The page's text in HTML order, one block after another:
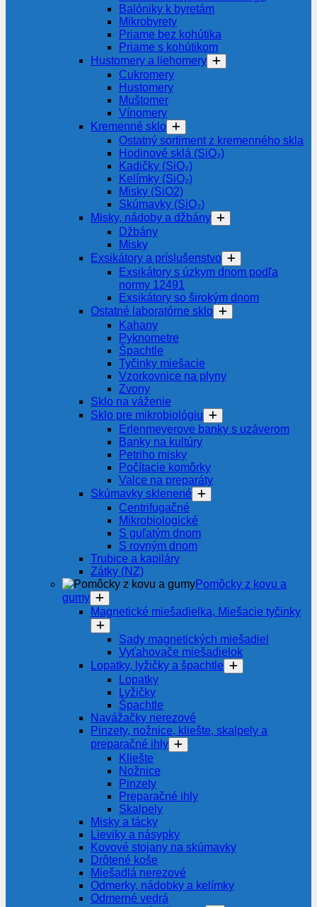
Balóniky k byretám
Mikrobyrety
Priame bez kohútika
Priame s kohútikom
Hustomery a liehomery
Cukromery
Hustomery
Muštomer
Vínomery
Kremenné sklo
Ostatný sortiment z kremenného skla
Hodinové sklá (SiO₂)
Kadičky (SiO₂)
Kelímky (SiO₂)
Misky (SiO2)
Skúmavky (SiO₂)
Misky, nádoby a džbány
Džbány
Misky
Exsikátory a príslušenstvo
Exsikátory s úzkym dnom podľa
normy 12491
Exsikátory so širokým dnom
Ostatné laboratórne sklo
Kahany
Pyknometre
Špachtle
Tyčinky miešacie
Vzorkovnice na plyny
Zvony
Sklo na váženie
Sklo pre mikrobiológiu
Erlenmeyerove banky s uzáverom
Banky na kultúry
Petriho misky
Počítacie komôrky
Valce na preparáty
Skúmavky sklenené
Centrifugačné
Mikrobiologické
S guľatým dnom
S rovným dnom
Trubice a kapiláry
Zátky (NZ)
Pomôcky z kovu a
gumy
Magnetické miešadielka, Miešacie tyčinky
Sady magnetických miešadiel
Vyťahovače miešadielok
Lopatky, lyžičky a špachtle
Lopatky
Lyžičky
Špachtle
Navážačky nerezové
Pinzety, nožnice, kliešte, skalpely a
preparačné ihly
Kliešte
Nožnice
Pinzety
Preparačné ihly
Skalpely
Misky a tácky
Lieviky a násypky
Kovové stojany na skúmavky
Drôtené koše
Miešadlá nerezové
Odmerky, nádobky a kelímky
Odmerné vedrá